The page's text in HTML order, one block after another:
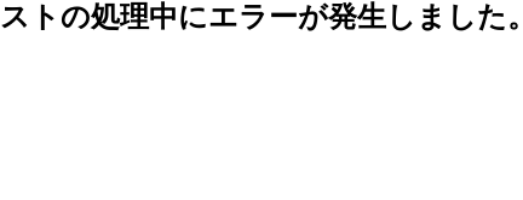
トの処理中にエラーが発生しました。